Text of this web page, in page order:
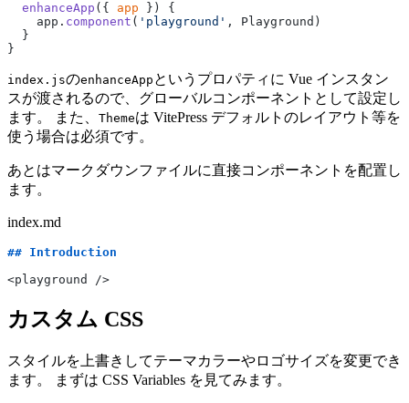
  enhanceApp
({ app }) {
    app.
component ( 'playground' , Playground)
  }
}
index.jsのenhanceApp というプロパティに Vue インスタン
スが渡されるので、グローバルコンポーネントとして設定し
ます。 また、 Themeは VitePress デフォルトのレイアウト等を
使う場合は必須です。
あとはマークダウンファイルに直接コンポーネントを配置し
ます。
index.md
## Introduction
<playground />
カスタム CSS
スタイルを上書きしてテーマカラーやロゴサイズを変更でき
ます。 まずは CSS Variables を見てみます。